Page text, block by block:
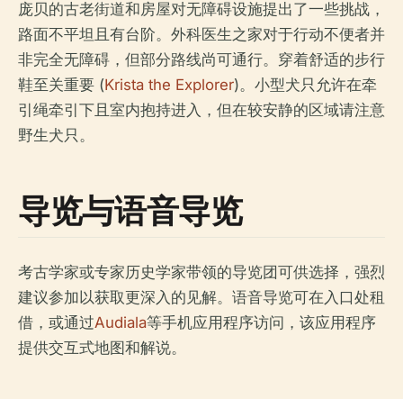
庞贝的古老街道和房屋对无障碍设施提出了一些挑战，
路面不平坦且有台阶。外科医生之家对于行动不便者并
非完全无障碍，但部分路线尚可通行。穿着舒适的步行
鞋至关重要 (Krista the Explorer)。小型犬只允许在牵
引绳牵引下且室内抱持进入，但在较安静的区域请注意
野生犬只。
导览与语音导览
考古学家或专家历史学家带领的导览团可供选择，强烈
建议参加以获取更深入的见解。语音导览可在入口处租
借，或通过Audiala等手机应用程序访问，该应用程序
提供交互式地图和解说。